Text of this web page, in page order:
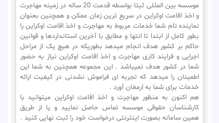
موسسه بین المللی ثبتا بواسطه قدمت 20 ساله در زمینه مهاجرت
و اخذ اقامت اوکراین در سریع ترین زمان ممکن و همچنین بعنوان
نماینده تام شما خدمات مربوط به مهاجرت و اخذ اقامت اوکراین را
بطور کامل از ابتدا تا انتها و مطابق با آخرین استانداردها و قوانین
حاکم بر کشور هدف انجام میدهد بطوریکه در هیچ یک از مراحل
اجرایی و فرایند کاری مهاجرت و اخذ اقامت اوکراین نیاز به حضور
شما در کشور هدف نمیباشد . این مجموعه همچنین به شما این
اطمینان را میدهد که تجربه ای فراموش نشدنی در کیفیت ارائه
خدمات برای شما به ارمغان آورد .
هم اکنون به منظور مهاجرت و اخذ اقامت اوکراین میتوانید با
کارشناسان حقوقی موسسه تماس حاصل نمایید و یا از طریق
همین سامانه بصورت اینترنتی درخواست خود را ثبت نهایی کنید .